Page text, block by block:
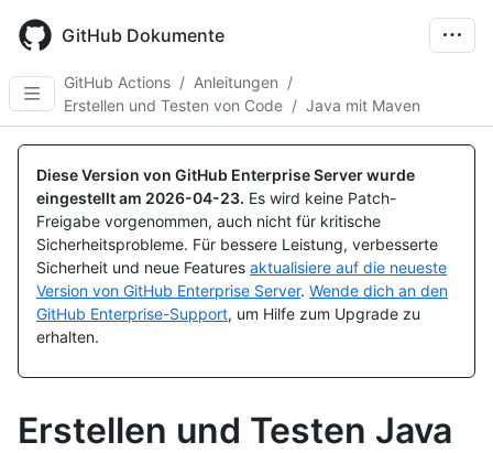
main
content
GitHub Dokumente
GitHub Actions / Anleitungen /
Erstellen und Testen von Code / Java mit Maven
Diese Version von GitHub Enterprise Server wurde
eingestellt am 2026-04-23. Es wird keine Patch-
Freigabe vorgenommen, auch nicht für kritische
Sicherheitsprobleme. Für bessere Leistung, verbesserte
Sicherheit und neue Features aktualisiere auf die neueste
Version von GitHub Enterprise Server. Wende dich an den
GitHub Enterprise-Support, um Hilfe zum Upgrade zu
erhalten.
Erstellen und Testen Java